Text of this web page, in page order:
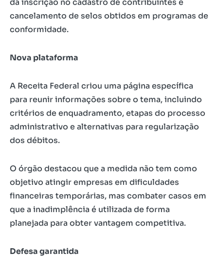
da inscrição no cadastro de contribuintes e
cancelamento de selos obtidos em programas de
conformidade.
Nova plataforma
A Receita Federal criou uma página específica
para reunir informações sobre o tema, incluindo
critérios de enquadramento, etapas do processo
administrativo e alternativas para regularização
dos débitos.
O órgão destacou que a medida não tem como
objetivo atingir empresas em dificuldades
financeiras temporárias, mas combater casos em
que a inadimplência é utilizada de forma
planejada para obter vantagem competitiva.
Defesa garantida